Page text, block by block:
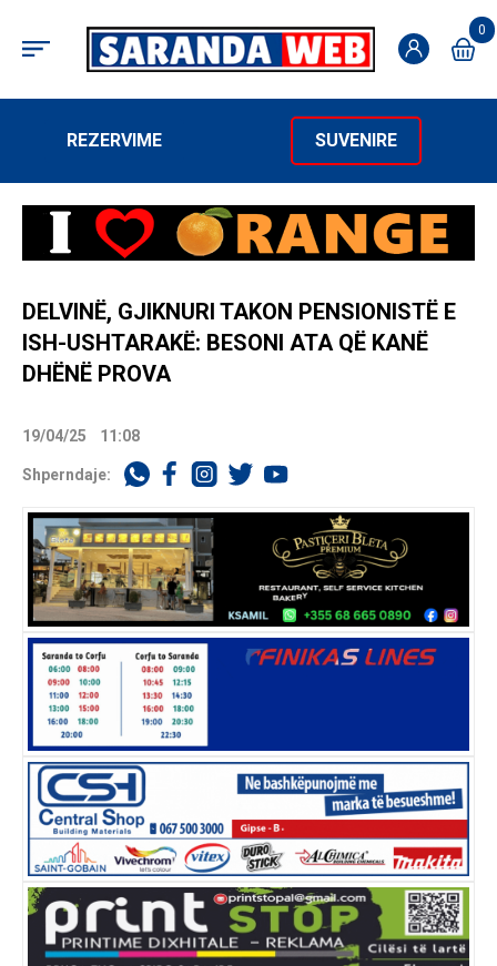
0
REZERVIME SUVENIRE
DELVINË, GJIKNURI TAKON PENSIONISTË E
ISH-USHTARAKË: BESONI ATA QË KANË
DHËNË PROVA
19/04/25 11:08
Shperndaje: